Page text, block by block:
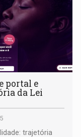
portal e
da Lei
trajetória